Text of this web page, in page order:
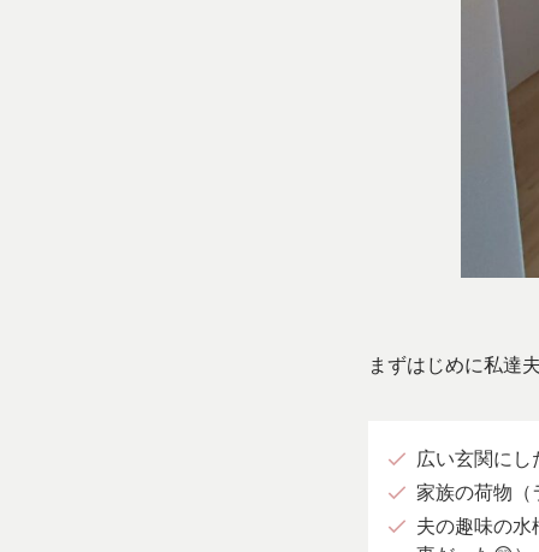
まずはじめに私達
広い玄関に
家族の荷物
夫の趣味の